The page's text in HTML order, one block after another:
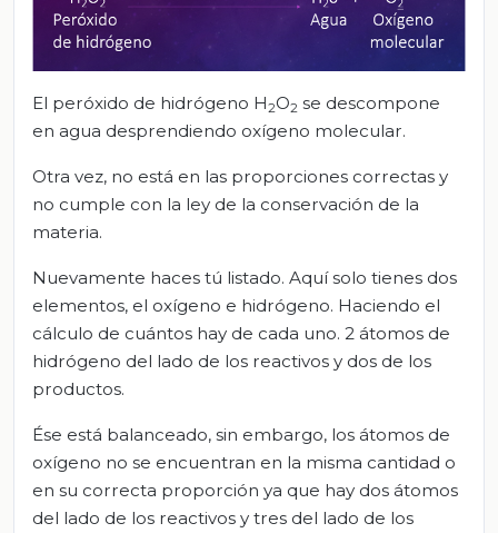
El peróxido de hidrógeno H2O2 se descompone
en agua desprendiendo oxígeno molecular.
Otra vez, no está en las proporciones correctas y
no cumple con la ley de la conservación de la
materia.
Nuevamente haces tú listado. Aquí solo tienes dos
elementos, el oxígeno e hidrógeno. Haciendo el
cálculo de cuántos hay de cada uno. 2 átomos de
hidrógeno del lado de los reactivos y dos de los
productos.
Ése está balanceado, sin embargo, los átomos de
oxígeno no se encuentran en la misma cantidad o
en su correcta proporción ya que hay dos átomos
del lado de los reactivos y tres del lado de los